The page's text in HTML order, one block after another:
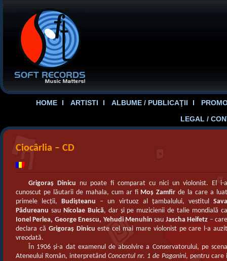
HOME ARTISTI ALBUME / PUBLICAŢII
LEGAL /
Ciocârlia – CD
Grigoraş Dinicu nu poate fi comparat cu nici un violonist. El i-a
cunoscut pe lăutarii de mahala, cum ar fi Moş Zamfir de la care a
primele lecţii,Budişteanu – un virtuoz al ţambalului, vestitul
Pădureanu sau Nicolae Buică, dar şi pe muzicienii de talie mondială
Ionel Perlea, George Enescu, Yehudi Menuhin sau Jascha Heifetz –
declara că Grigoraş Dinicu este cel mai mare violonist pe care l-a
vreodată.
În 1906 şi-a dat examenul de absolvire a Conservatorului, pe scena
Ateneului Român, interpretând Concertul nr. 1 de Paganini, pentru care i